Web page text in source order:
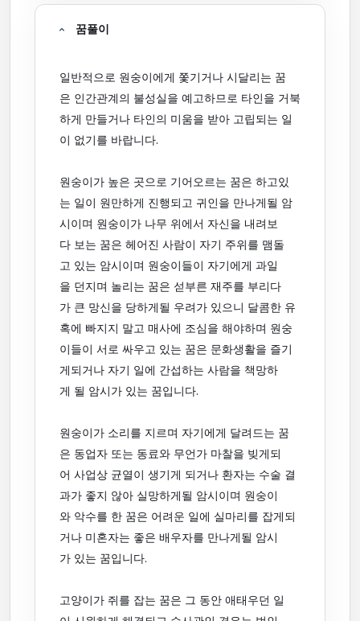
꿈풀이
일반적으로 원숭이에게 쫓기거나 시달리는 꿈
은 인간관계의 불성실을 예고하므로 타인을 거북
하게 만들거나 타인의 미움을 받아 고립되는 일
이 없기를 바랍니다.
원숭이가 높은 곳으로 기어오르는 꿈은 하고있
는 일이 원만하게 진행되고 귀인을 만나게될 암
시이며 원숭이가 나무 위에서 자신을 내려보
다 보는 꿈은 헤어진 사람이 자기 주위를 맴돌
고 있는 암시이며 원숭이들이 자기에게 과일
을 던지며 놀리는 꿈은 섣부른 재주를 부리다
가 큰 망신을 당하게될 우려가 있으니 달콤한 유
혹에 빠지지 말고 매사에 조심을 해야하며 원숭
이들이 서로 싸우고 있는 꿈은 문화생활을 즐기
게되거나 자기 일에 간섭하는 사람을 책망하
게 될 암시가 있는 꿈입니다.
원숭이가 소리를 지르며 자기에게 달려드는 꿈
은 동업자 또는 동료와 무언가 마찰을 빚게되
어 사업상 균열이 생기게 되거나 환자는 수술 결
과가 좋지 않아 실망하게될 암시이며 원숭이
와 악수를 한 꿈은 어려운 일에 실마리를 잡게되
거나 미혼자는 좋은 배우자를 만나게될 암시
가 있는 꿈입니다.
고양이가 쥐를 잡는 꿈은 그 동안 애태우던 일